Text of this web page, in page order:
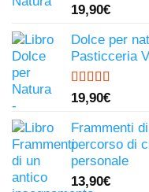
Valutato
4.50
19,90€
Dolce per
Pasticceria
Valutato
4.81
19,90€
Frammenti
percorso di
personale
13,90€